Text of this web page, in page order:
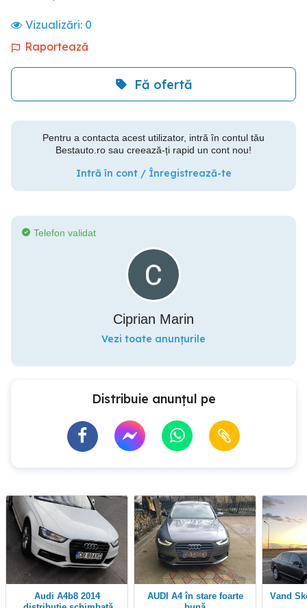
Vizualizări: 0
Raportează
Fă ofertă
Pentru a contacta acest utilizator, intră în contul tău
Bestauto.ro sau creează-ți rapid un cont nou!
Intră în cont / Înregistrează-te
Telefon validat
Ciprian Marin
Vezi toate anunțurile
Distribuie anunțul pe
Audi A4b8 2014
AUDI A4 în stare foarte
Vand